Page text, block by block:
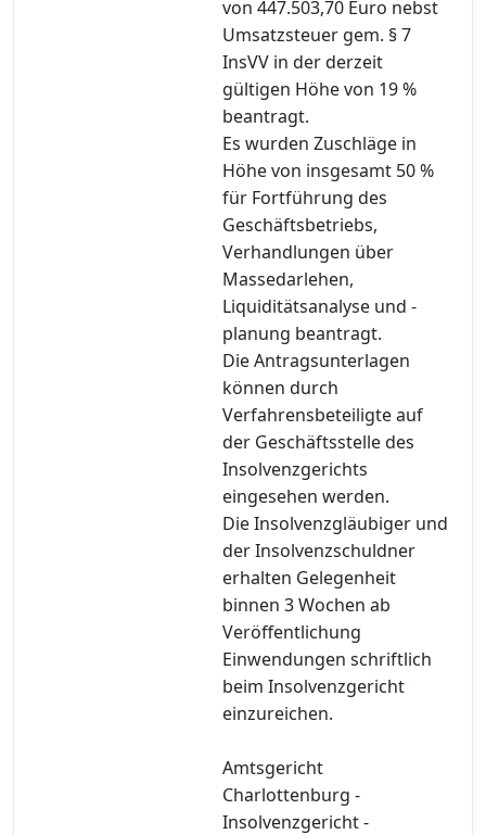
von 447.503,70 Euro nebst
Umsatzsteuer gem. § 7
InsVV in der derzeit
gültigen Höhe von 19 %
beantragt.
Es wurden Zuschläge in
Höhe von insgesamt 50 %
für Fortführung des
Geschäftsbetriebs,
Verhandlungen über
Massedarlehen,
Liquiditätsanalyse und -
planung beantragt.
Die Antragsunterlagen
können durch
Verfahrensbeteiligte auf
der Geschäftsstelle des
Insolvenzgerichts
eingesehen werden.
Die Insolvenzgläubiger und
der Insolvenzschuldner
erhalten Gelegenheit
binnen 3 Wochen ab
Veröffentlichung
Einwendungen schriftlich
beim Insolvenzgericht
einzureichen.
Amtsgericht
Charlottenburg -
Insolvenzgericht -